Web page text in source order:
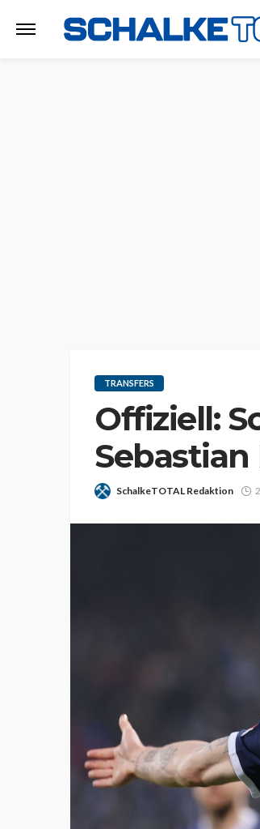
TRANSFERS
Offiziell:
SchalkeTOTAL Redaktion